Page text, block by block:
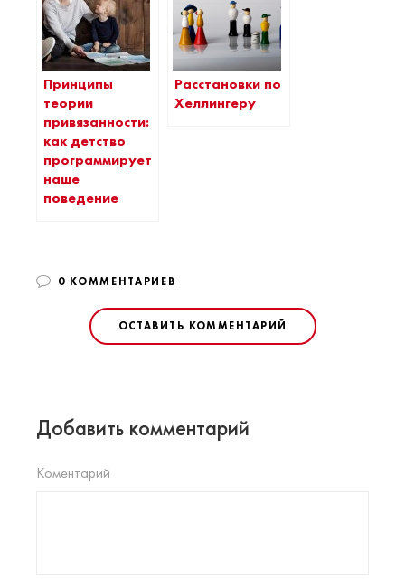
Принципы
теории
привязанности:
как детство
программирует
наше
поведение
Расстановки по
Хеллингеру
0 КОММЕНТАРИЕВ
ОСТАВИТЬ КОММЕНТАРИЙ
Добавить комментарий
Коментарий